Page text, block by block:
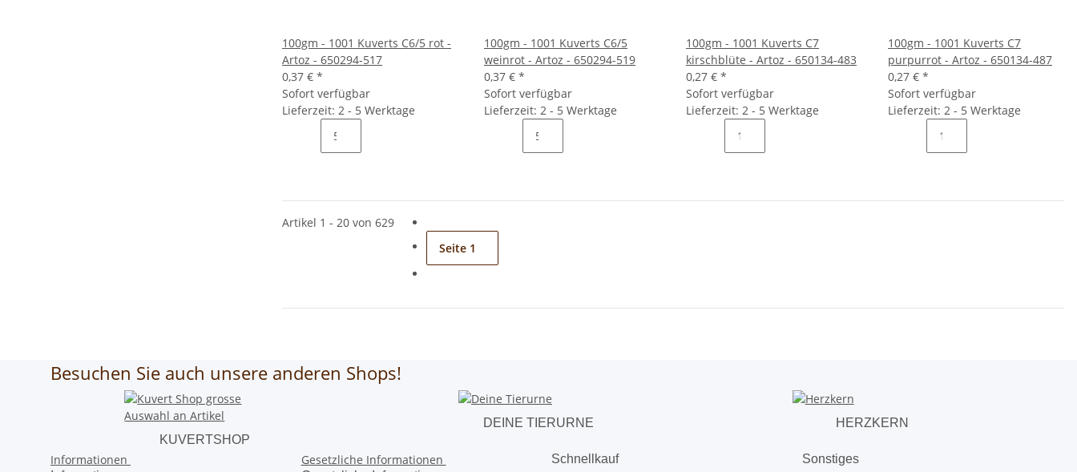
100gm - 1001 Kuverts C6/5 rot -
Artoz - 650294-517
0,37 € *
Sofort verfügbar
Lieferzeit: 2 - 5 Werktage
100gm - 1001 Kuverts C6/5
weinrot - Artoz - 650294-519
0,37 € *
Sofort verfügbar
Lieferzeit: 2 - 5 Werktage
100gm - 1001 Kuverts C7
kirschblüte - Artoz - 650134-483
0,27 € *
Sofort verfügbar
Lieferzeit: 2 - 5 Werktage
100gm - 1001 Kuverts C7
purpurrot - Artoz - 650134-487
0,27 € *
Sofort verfügbar
Lieferzeit: 2 - 5 Werktage
Artikel 1 - 20 von 629
Seite 1
Besuchen Sie auch unsere anderen Shops!
KUVERTSHOP
DEINE TIERURNE HERZKERN
Informationen Gesetzliche Informationen Schnellkauf Sonstiges